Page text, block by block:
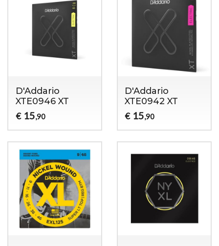
D'Addario
XTE0946 XT
€ 15,90
D'Addario
XTE0942 XT
€ 15,90